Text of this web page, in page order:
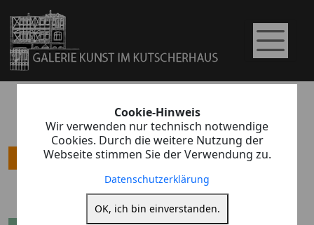
Ausstellung
Karl Berthold Ziegler
Cookie-Hinweis
Wir verwenden nur technisch notwendige
Cookies. Durch die weitere Nutzung der
Webseite stimmen Sie der Verwendung zu.
Datenschutzerklärung
OK, ich bin einverstanden.